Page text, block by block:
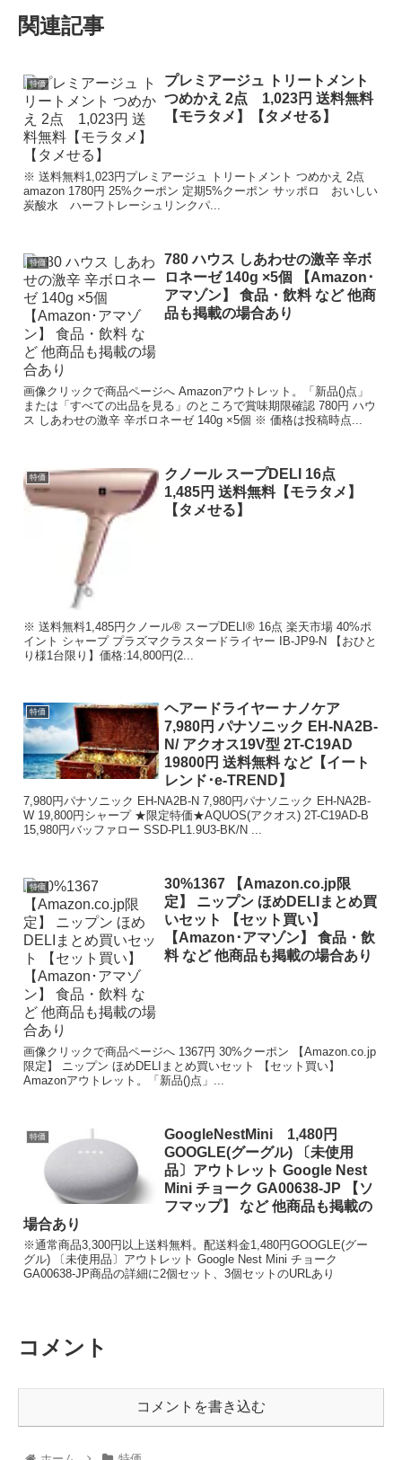
関連記事
特価
プレミアージュ トリートメント
つめかえ 2点 1,023円 送料無料
【モラタメ】【タメせる】
※ 送料無料1,023円プレミアージュ トリートメント つめかえ 2点
amazon 1780円 25%クーポン 定期5%クーポン サッポロ おいしい
炭酸水 ハーフトレーシュリンクパ...
特価
780 ハウス しあわせの激辛 辛ボ
ロネーゼ 140g ×5個 【Amazon･
アマゾン】 食品・飲料 など 他商
品も掲載の場合あり
画像クリックで商品ページへ Amazonアウトレット。「新品()点」
または「すべての出品を見る」のところで賞味期限確認 780円 ハウ
ス しあわせの激辛 辛ボロネーゼ 140g ×5個 ※ 価格は投稿時点...
特価
クノール スープDELI 16点
1,485円 送料無料【モラタメ】
【タメせる】
※ 送料無料1,485円クノール® スープDELI® 16点 楽天市場 40%ポ
イント シャープ プラズマクラスタードライヤー IB-JP9-N 【おひと
り様1台限り】価格:14,800円(2...
特価
ヘアードライヤー ナノケア
7,980円 パナソニック EH-NA2B-
N/ アクオス19V型 2T-C19AD
19800円 送料無料 など【イート
レンド･e-TREND】
7,980円パナソニック EH-NA2B-N 7,980円パナソニック EH-NA2B-
W 19,800円シャープ ★限定特価★AQUOS(アクオス) 2T-C19AD-B
15,980円バッファロー SSD-PL1.9U3-BK/N ...
特価
30%1367 【Amazon.co.jp限
定】 ニップン ほめDELIまとめ買
いセット 【セット買い】
【Amazon･アマゾン】 食品・飲
料 など 他商品も掲載の場合あり
画像クリックで商品ページへ 1367円 30%クーポン 【Amazon.co.jp
限定】 ニップン ほめDELIまとめ買いセット 【セット買い】
Amazonアウトレット。「新品()点」...
特価
GoogleNestMini 1,480円
GOOGLE(グーグル) 〔未使用
品〕アウトレット Google Nest
Mini チョーク GA00638-JP 【ソ
フマップ】 など 他商品も掲載の
場合あり
※通常商品3,300円以上送料無料。配送料金1,480円GOOGLE(グー
グル) 〔未使用品〕アウトレット Google Nest Mini チョーク
GA00638-JP商品の詳細に2個セット、3個セットのURLあり
コメント
コメントを書き込む